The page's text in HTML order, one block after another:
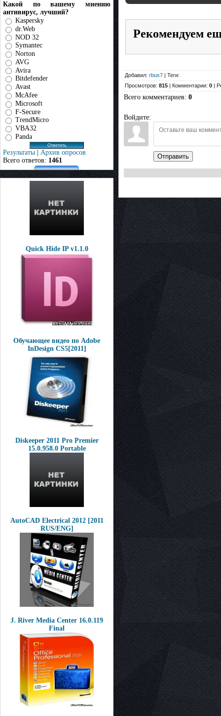
Какой по вашему мнению
антивирус, лучший?
Kaspersky
dr.Web
NOD 32
Symantec
Norton
AVG
Avira
Bitdefender
Avast
McAfee
Microsoft
F-Secure
TrendMicro
VBA32
Panda
Результаты | Архив опросов
Всего ответов: 1461
Quick Hide IP v1.1.0
Обучающее видео по Adobe
InDesign CS5[2011]
Diskeeper 2011 Pro Premier
15.0.958.0 Portable
AutoCAD Electrical 2012 [2011
RUS/ENG]
J. River Media Center 16.0.119
Final
Рекомендуем
Добавил: rbus7 | Теги:
Просмотров: 815 | Комментарии: 0 |
Всего комментариев: 0
Войдите:
Отправить